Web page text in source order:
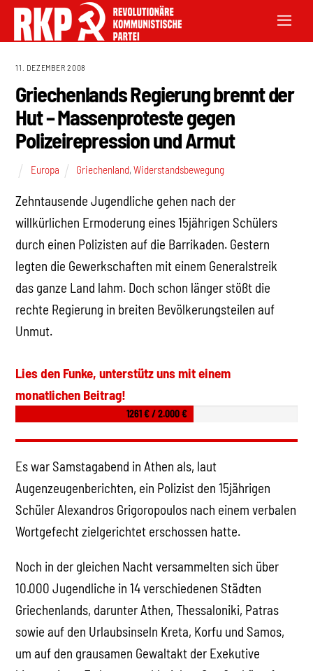
11. DEZEMBER 2008
Griechenlands Regierung brennt der
Hut – Massenproteste gegen
Polizeirepression und Armut
Europa Griechenland,Widerstandsbewegung
Zehntausende Jugendliche gehen nach der
willkürlichen Ermoderung eines 15jährigen Schülers
durch einen Polizisten auf die Barrikaden. Gestern
legten die Gewerkschaften mit einem Generalstreik
das ganze Land lahm. Doch schon länger stößt die
rechte Regierung in breiten Bevölkerungsteilen auf
Unmut.
Lies den Funke, unterstütz uns mit einem
monatlichen Beitrag!
1261 € / 2.000 €
Es war Samstagabend in Athen als, laut
Augenzeugenberichten, ein Polizist den 15jährigen
Schüler Alexandros Grigoropoulos nach einem verbalen
Wortgefecht zielgerichtet erschossen hatte.
Noch in der gleichen Nacht versammelten sich über
10.000 Jugendliche in 14 verschiedenen Städten
Griechenlands, darunter Athen, Thessaloniki, Patras
sowie auf den Urlaubsinseln Kreta, Korfu und Samos,
um auf den grausamen Gewaltakt der Exekutive